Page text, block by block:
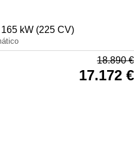
kW (225 CV)
18.890€
17.172 €